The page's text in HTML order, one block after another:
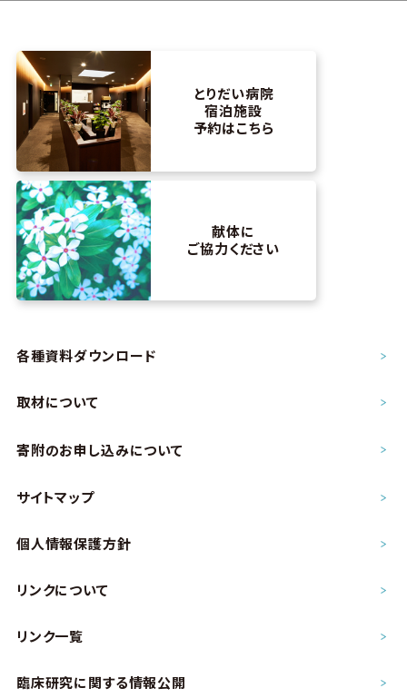
とりだい病院
宿泊施設
予約はこちら
献体に
ご協力ください
各種資料ダウンロード
取材について
寄附のお申し込みについて
サイトマップ
個人情報保護方針
リンクについて
リンク一覧
臨床研究に関する情報公開